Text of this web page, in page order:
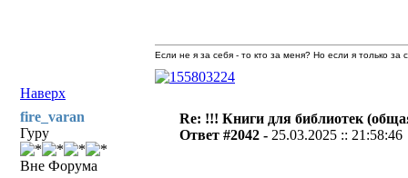
Наверх
Если не я за себя - то кто за меня? Но если я только
fire_varan
Гуру
Вне Форума
Re: !!! Книги для библиотек
Ответ #2042 - 25.03.2025 :: 21:58:46